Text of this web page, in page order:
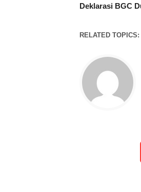
Deklarasi BGC
RELATED TOPICS: